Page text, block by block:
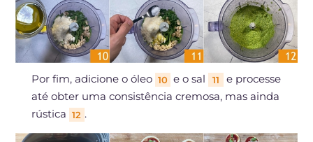
Por fim, adicione o óleo 10 e o sal 11
e processe
até obter uma consistência cremosa, mas ainda
rústica 12 .